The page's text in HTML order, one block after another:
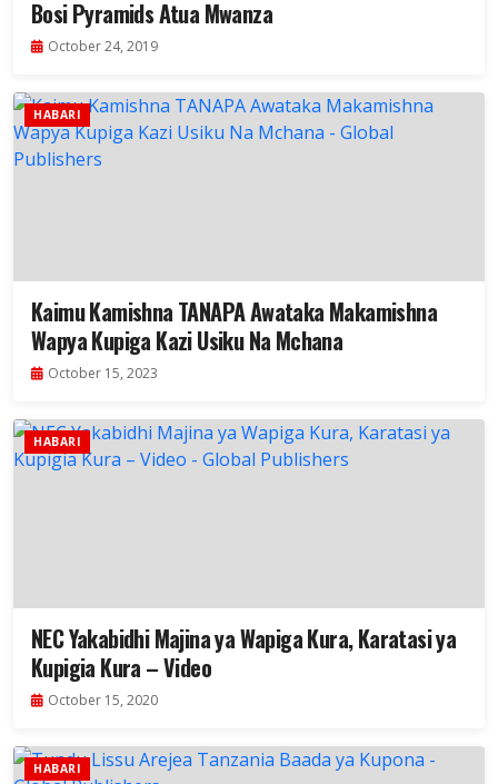
Bosi Pyramids Atua Mwanza
October 24, 2019
HABARI
Kaimu Kamishna TANAPA Awataka Makamishna
Wapya Kupiga Kazi Usiku Na Mchana
October 15, 2023
HABARI
NEC Yakabidhi Majina ya Wapiga Kura, Karatasi ya
Kupigia Kura – Video
October 15, 2020
HABARI